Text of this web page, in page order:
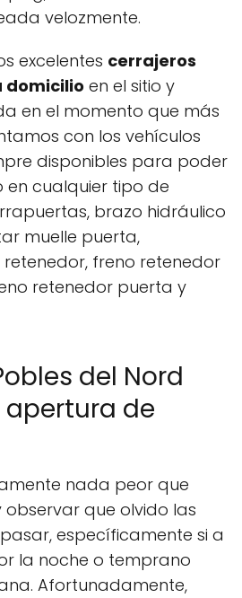
velozmente.
excelentes cerrajeros
domicilio en el sitio y
en el momento que más
con los vehículos
disponibles para poder
en cualquier tipo de
brazo hidráulico
muelle puerta,
freno retenedor
retenedor puerta y
del Nord
apertura de
nada peor que
que olvido las
específicamente si a
la noche o temprano
Afortunadamente,